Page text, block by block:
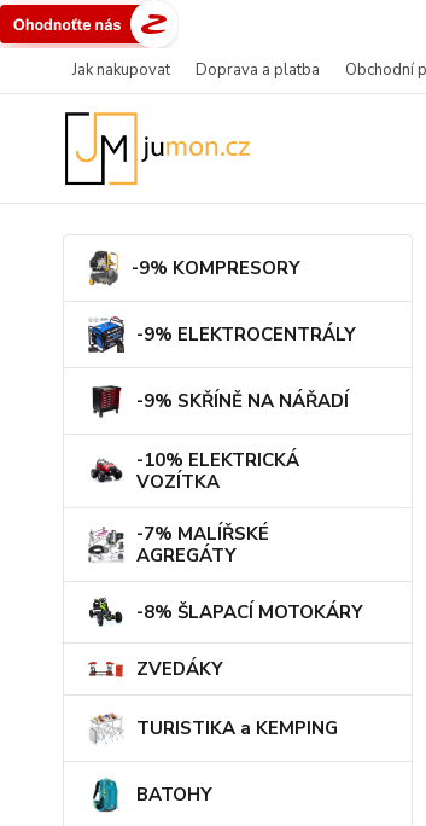
Jak nakupovat Doprava a platba Obchodní
-9% KOMPRESORY
-9% ELEKTROCENTRÁLY
-9% SKŘÍNĚ NA NÁŘADÍ
-10% ELEKTRICKÁ
VOZÍTKA
-7% MALÍŘSKÉ
AGREGÁTY
-8% ŠLAPACÍ MOTOKÁRY
ZVEDÁKY
TURISTIKA a KEMPING
BATOHY